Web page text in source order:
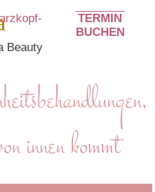
TERMIN
BUCHEN
innen kommt